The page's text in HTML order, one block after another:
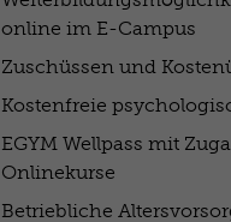
online im E-Campus
Zuschüssen und
Kostenfreie
EGYM Wellpass mit
Onlinekurse
Betriebliche